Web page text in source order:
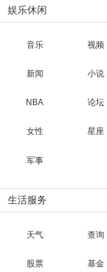
娱乐休闲
音乐 视频
新闻 小说
NBA 论坛
女性 星座
军事
生活服务
天气 查询
股票 基金